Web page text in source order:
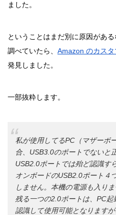
ました。
ということはまだ別に原因があ
調べていたら、 Amazon のカス
発見しました。
一部抜粋します。
私が使用してるPC（マザーボ
合、USB3.0のポートでないと
USB2.0ポートでは殆ど認識す
オンボードのUSB2.0ポート４
しません。本機の電源も入りま
残る一つの2.0ポートは、PC
認識して使用可能となります